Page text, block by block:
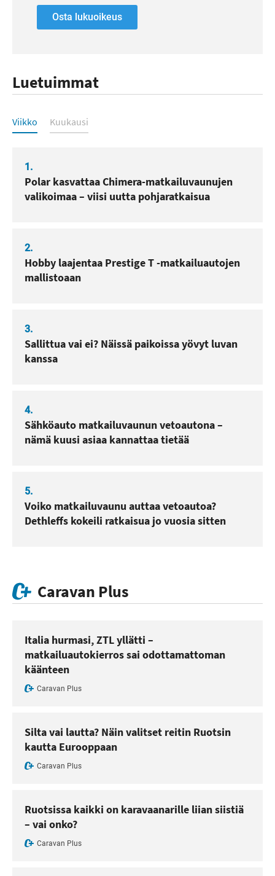
Osta lukuoikeus
Luetuimmat
Luetuimmat
Viikko Kuukausi
1.
Polar kasvattaa Chimera-matkailuvaunujen
valikoimaa – viisi uutta pohjaratkaisua
2.
Hobby laajentaa Prestige T -matkailuautojen
mallistoaan
3.
Sallittua vai ei? Näissä paikoissa yövyt luvan
kanssa
4.
Sähköauto matkailuvaunun vetoautona –
nämä kuusi asiaa kannattaa tietää
5.
Voiko matkailuvaunu auttaa vetoautoa?
Dethleffs kokeili ratkaisua jo vuosia sitten
Caravan Plus
Italia hurmasi, ZTL yllätti –
matkailuautokierros sai odottamattoman
käänteen
Caravan Plus
Silta vai lautta? Näin valitset reitin Ruotsin
kautta Eurooppaan
Caravan Plus
Ruotsissa kaikki on karavaanarille liian siistiä
– vai onko?
Caravan Plus